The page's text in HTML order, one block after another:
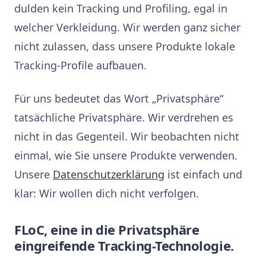
dulden kein Tracking und Profiling, egal in
welcher Verkleidung. Wir werden ganz sicher
nicht zulassen, dass unsere Produkte lokale
Tracking-Profile aufbauen.
Für uns bedeutet das Wort „Privatsphäre“
tatsächliche Privatsphäre. Wir verdrehen es
nicht in das Gegenteil. Wir beobachten nicht
einmal, wie Sie unsere Produkte verwenden.
Unsere Datenschutzerklärung ist einfach und
klar: Wir wollen dich nicht verfolgen.
FLoC, eine in die Privatsphäre
eingreifende Tracking-Technologie.